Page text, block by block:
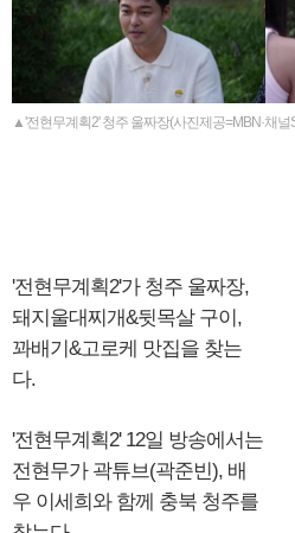
▲'전현무계획2' 청주 울짜장(사진제공=MBN·채널
'전현무계획2'가 청주 울짜장,
돼지울대찌개&뒷목살 구이,
꽈배기&고로케 맛집을 찾는
다.
'전현무계획2' 12일 방송에서는
전현무가 곽튜브(곽준빈), 배
우 이세희와 함께 충북 청주를